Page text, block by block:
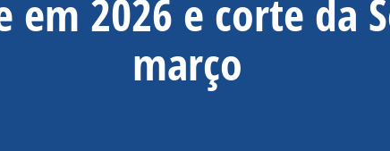
2026 e corte da
março